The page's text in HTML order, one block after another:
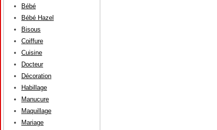
Bébé
Bébé Hazel
Bisous
Coiffure
Cuisine
Docteur
Décoration
Habillage
Manucure
Maquillage
Mariage